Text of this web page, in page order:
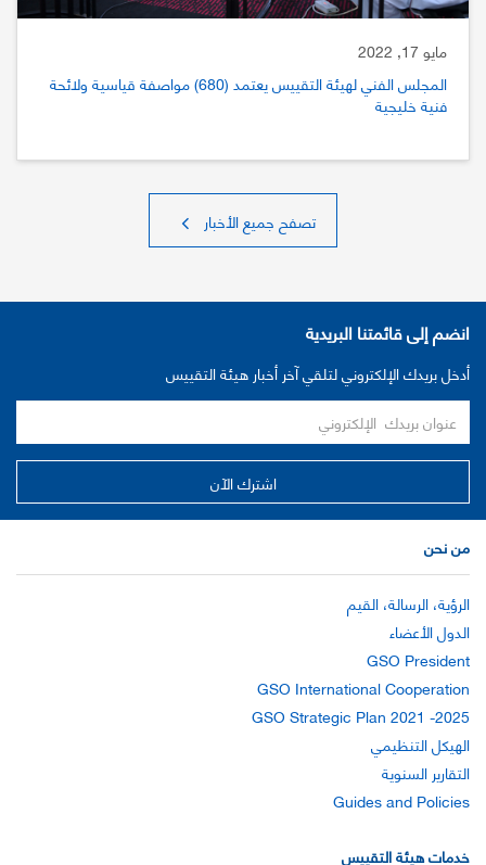
مايو 17, 2022
المجلس الفني لهيئة التقييس يعتمد (680) مواصفة قياسية ولائحة
فنية خليجية
تصفح جميع الأخبار
انضم إلى قائمتنا البريدية
أدخل بريدك الإلكتروني لتلقي آخر أخبار هيئة التقييس
من نحن
الرؤية، الرسالة، القيم
الدول الأعضاء
GSO President
GSO International Cooperation
GSO Strategic Plan 2021 -2025
الهيكل التنظيمي
التقارير السنوية
Guides and Policies
خدمات هيئة التقييس